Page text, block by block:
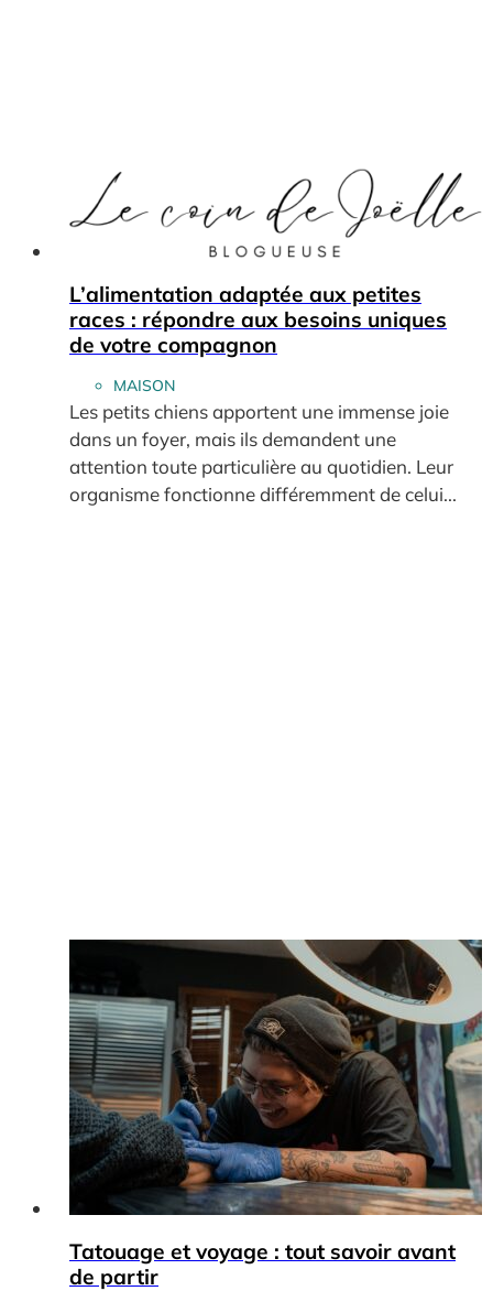
L’alimentation adaptée aux petites
races : répondre aux besoins uniques
de votre compagnon
MAISON
Les petits chiens apportent une immense joie
dans un foyer, mais ils demandent une
attention toute particulière au quotidien. Leur
organisme fonctionne différemment de celui...
Tatouage et voyage : tout savoir avant
de partir